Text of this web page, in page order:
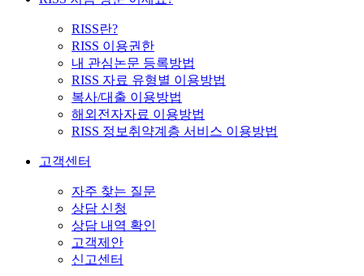
RISS란?
RISS 이용권한
내 관심논문 등록방법
RISS 자료 유형별 이용방법
복사/대출 이용방법
해외전자자료 이용방법
RISS 정보취약계층 서비스 이용방법
고객센터
자주 찾는 질문
상담 신청
상담 내역 확인
고객제안
신고센터